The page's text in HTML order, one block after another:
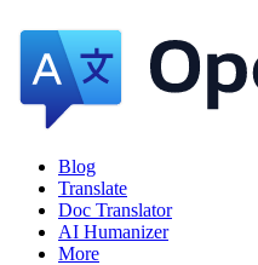
Blog
Translate
Doc Translator
AI Humanizer
More